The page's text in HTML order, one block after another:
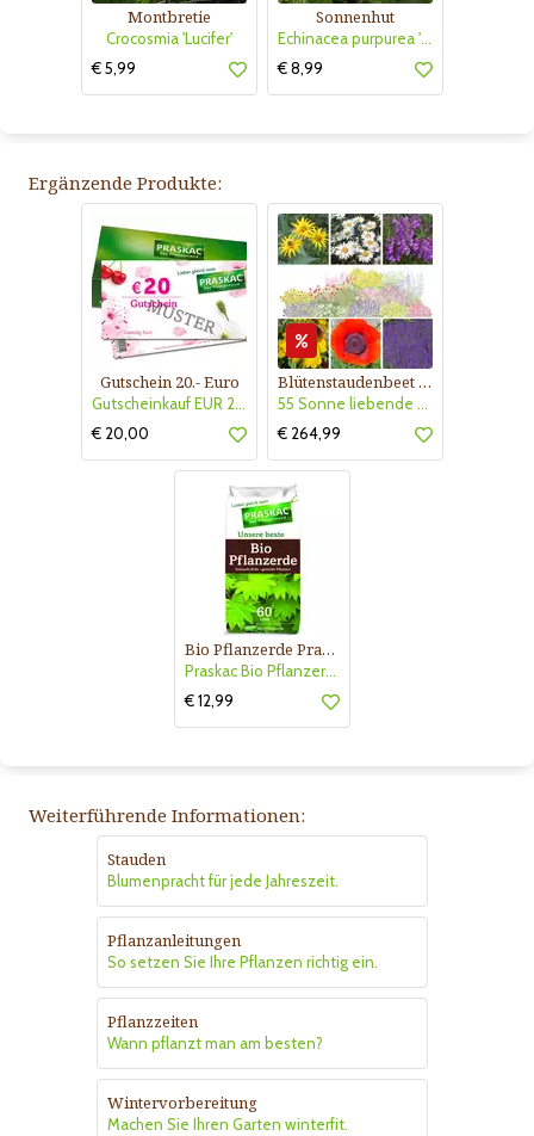
Montbretie
Crocosmia 'Lucifer'
€ 5,99
Sonnenhut
Echinacea purpurea 'Virgin'
€ 8,99
Ergänzende Produkte:
Gutschein 20.- Euro
Gutscheinkauf EUR 20.-
€ 20,00
Blütenstaudenbeet Kollektion Nr. 504
55 Sonne liebende Stauden für 6 m² Beet mit Pflanzplan
€ 264,99
Bio Pflanzerde Praskac
Praskac Bio Pflanzerde
€ 12,99
Weiterführende Informationen:
Stauden
Blumenpracht für jede Jahreszeit.
Pflanzanleitungen
So setzen Sie Ihre Pflanzen richtig ein.
Pflanzzeiten
Wann pflanzt man am besten?
Wintervorbereitung
Machen Sie Ihren Garten winterfit.